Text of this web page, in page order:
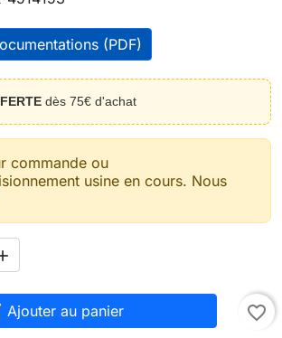
(PDF)
dès 75€ d'achat
commande ou
usine en cours. Nous
Ajouter au panier favorite_border